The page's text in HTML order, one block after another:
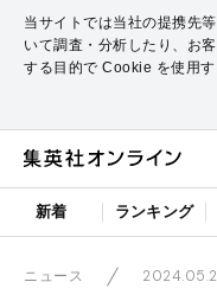
当サイトでは当社の提携先
いて調査・分析したり、お
する目的で Cookie を使用す
新着 ランキング
ニュース